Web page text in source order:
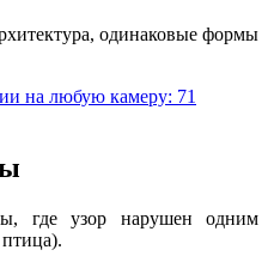
одинаковые формы
где узор нарушен одним